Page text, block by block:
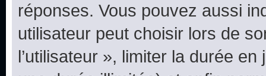
réponses. Vous pouvez aussi
utilisateur peut choisir lors de
l’utilisateur », limiter la durée